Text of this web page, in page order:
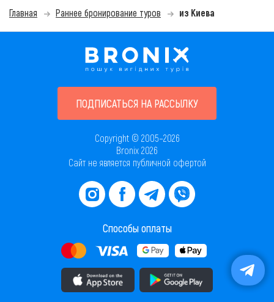
Главная Раннее бронирование туров из Киева
ПОДПИСАТЬСЯ НА РАССЫЛКУ
Copyright © 2005–2026
Bronix 2026
Сайт не является публичной офертой
Способы оплаты
Скачать приложение в AppStore Скачать приложение в PlayMarket